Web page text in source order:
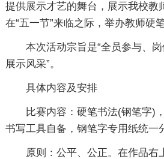
提供展示才艺的舞台，展示我校教
在“五一节”来临之际，举办教师硬
本次活动宗旨是“全员参与、岗
展示风采”。
具体内容及安排
比赛内容：硬笔书法(钢笔字)
书写工具自备，钢笔字专用纸统一
原则：公平、公正。在作品右